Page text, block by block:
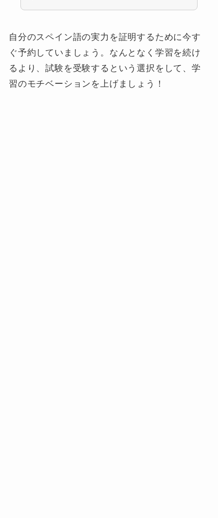
自分のスペイン語の実力を証明するために今す
ぐ予約していましょう。なんとなく学習を続け
るより、試験を受験するという選択をして、学
習のモチベーションを上げましょう！